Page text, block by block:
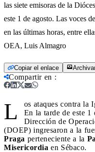
las siete emisoras de la
este 1 de agosto. Las voces
en las últimas horas, entre
OEA, Luis Almagro
Copiar el enlace
Compartir en :
L
os ataques contra la
En la tarde de este 1
Dirección de
(DOEP) ingresaron a la
Praga perteneciente a la
Misericordia en Sébaco.